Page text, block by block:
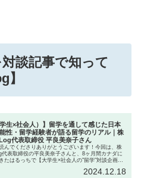
談記事で知って
学生×社会人）】留学を通して感じた日本
性・留学経験者が語る留学のリアル｜株
代表取締役 平良美奈子さん
んでくださりありがとうございます！今回は、株
表取締役の平良美奈子さんと、8ヶ月間カナダに
たはるっちで【大学生×社会人の"留学"対談企画】
2024.12.18